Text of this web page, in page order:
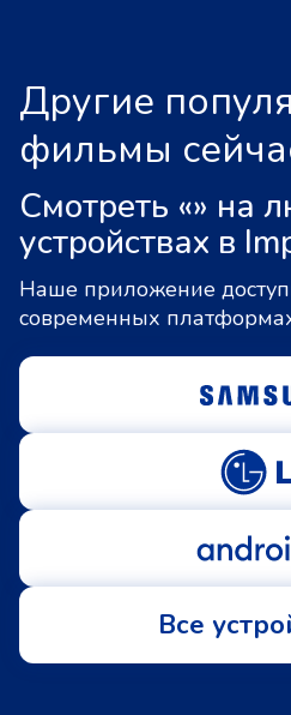
Другие
фильмы
Смотреть «» на
устройствах в
Наше приложение
современных
Все